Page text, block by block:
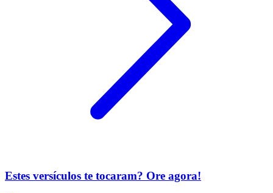
Estes versículos te tocaram? Ore agora!